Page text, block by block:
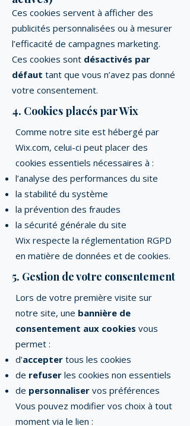
Ces cookies servent à afficher des
publicités personnalisées ou à mesurer
l’efficacité de campagnes marketing.
Ces cookies sont désactivés par
défaut tant que vous n’avez pas donné
votre consentement.
4. Cookies placés par Wix
Comme notre site est hébergé par
Wix.com, celui-ci peut placer des
cookies essentiels nécessaires à :
l’analyse des performances du site
la stabilité du système
la prévention des fraudes
la sécurité générale du site
Wix respecte la réglementation RGPD
en matière de données et de cookies.
5. Gestion de votre consentement
Lors de votre première visite sur
notre site, une bannière de
consentement aux cookies vous
permet :
d’accepter tous les cookies
de refuser les cookies non essentiels
de personnaliser vos préférences
Vous pouvez modifier vos choix à tout
moment via le lien :